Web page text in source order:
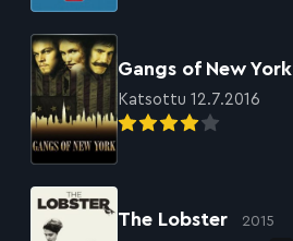
Gangs of New York
Katsottu 12.7.2016
The Lobster 2015